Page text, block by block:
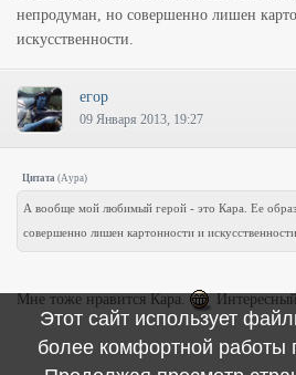
непродуман, но совершенно лишен
искусственности.
егор
09 Января 2013, 19:27
Цитата (Аура)
А вообще мой любимый герой - это Кара. Ее
совершенно лишен картонности и искусственности.
Мне тоже нравится Кара.
Этот сайт использует
более комфортной работы